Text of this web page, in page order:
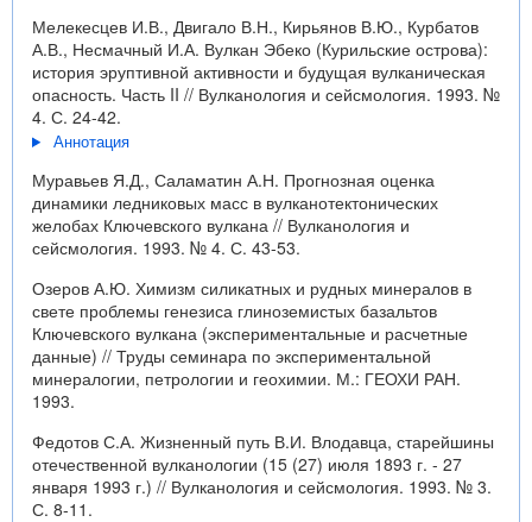
Мелекесцев И.В., Двигало В.Н., Кирьянов В.Ю., Курбатов
А.В., Несмачный И.А. Вулкан Эбеко (Курильские острова):
история эруптивной активности и будущая вулканическая
опасность. Часть II // Вулканология и сейсмология. 1993. №
4. С. 24-42.
Аннотация
Муравьев Я.Д., Саламатин А.Н. Прогнозная оценка
динамики ледниковых масс в вулканотектонических
желобах Ключевского вулкана // Вулканология и
сейсмология. 1993. № 4. С. 43-53.
Озеров А.Ю. Химизм силикатных и рудных минералов в
свете проблемы генезиса глиноземистых базальтов
Ключевского вулкана (экспериментальные и расчетные
данные) // Труды семинара по экспериментальной
минералогии, петрологии и геохимии. М.: ГЕОХИ РАН.
1993.
Федотов С.А. Жизненный путь В.И. Влодавца, старейшины
отечественной вулканологии (15 (27) июля 1893 г. - 27
января 1993 г.) // Вулканология и сейсмология. 1993. № 3.
С. 8-11.